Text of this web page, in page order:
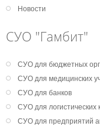
Новости
СУО "Гамбит"
СУО для бюджетных
СУО для медицинских
СУО для банков
СУО для логистических
СУО для предприятий